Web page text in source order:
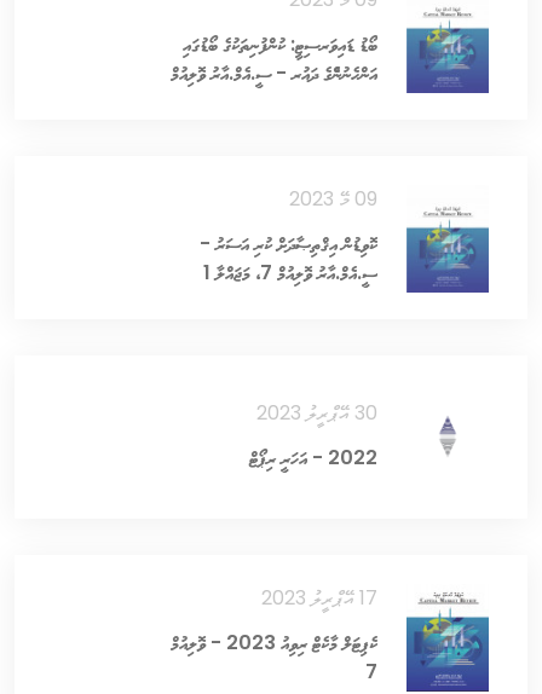
ބޯޑު ޑައިވަރސިޓީ: ކުންފުނިތަކުގެ ބޯޑުގައި
އަންހެނުންެގެ ދައުރ - ސީ.އެމް.އާރު ވޮލިއުމް
09 މޭ 2023
ކޮވިޑުން އިޤްތިޞާދަށް ކުރި އަސަރު -
ސީ.އެމް.އާރު ވޮލިއުމް 7، މަޖައްލާ 1
30 އޭޕްރީލު 2023
2022 - އަހަރީ ރިޕޯޓް
17 އޭޕްރީލު 2023
ކެޕިޓަލް މާކެޓް ރިވިއު 2023 - ވޮލިއުމް
7